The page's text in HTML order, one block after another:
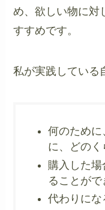
め、欲しい物に対
すすめです。
私が実践している
何のために
に、どの
購入した
ることが
代わりに